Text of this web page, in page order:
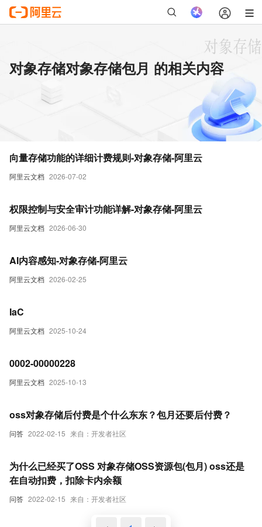
对象存储对象存储包月 的相关内容
阿里云文档 2026-07-02
向量存储功能的详细计费规则-对象存储-阿里云
阿里云文档 2026-06-30
权限控制与安全审计功能详解-对象存储-阿里云
阿里云文档 2026-02-25
AI内容感知-对象存储-阿里云
阿里云文档 2025-10-24
IaC
阿里云文档 2025-10-13
0002-00000228
问答 2022-02-15 来自：开发者社区
oss对象存储后付费是个什么东东？包月还要后付费？
问答 2022-02-15 来自：开发者社区
为什么已经买了OSS 对象存储OSS资源包(包月) oss还是
在自动扣费，扣除卡内余额